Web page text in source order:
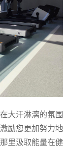
大汗淋漓的氛围
励您更加努力地
里汲取能量在健